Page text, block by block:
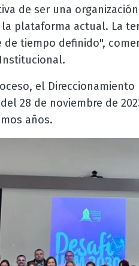
de ser una
plataforma actual. La
tiempo definido",
el Direccionamiento
28 de noviembre de
años.